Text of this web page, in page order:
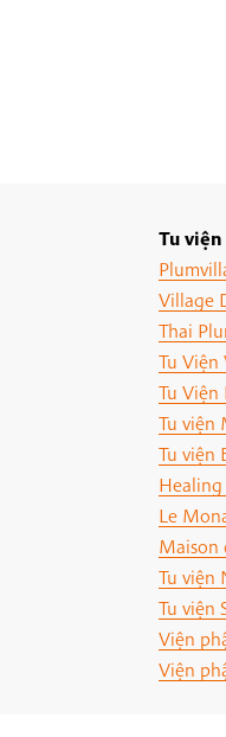
Tu viện
Village
Thai
Tu Viện
Tu Viện
Tu viện
Tu viện
Le
Maison
Tu viện
Tu viện
Viện
Viện